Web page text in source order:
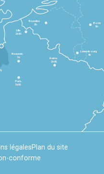
Paris
1h30
Beauvais
1h
Reims
2h45
Lille
2h30
Bruxelles
3h
Bonn
5h
Luxembourg
4h
légalesPlan du site
conforme